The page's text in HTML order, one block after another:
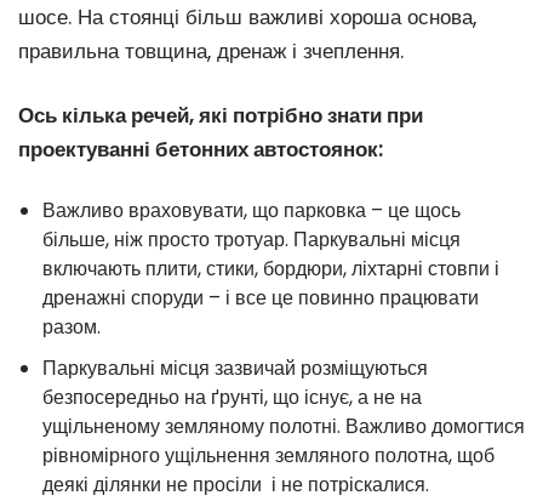
шосе. На стоянці більш важливі хороша основа,
правильна товщина, дренаж і зчеплення.
Ось кілька речей, які потрібно знати при
проектуванні бетонних автостоянок:
Важливо враховувати, що парковка – це щось
більше, ніж просто тротуар. Паркувальні місця
включають плити, стики, бордюри, ліхтарні стовпи і
дренажні споруди – і все це повинно працювати
разом.
Паркувальні місця зазвичай розміщуються
безпосередньо на ґрунті, що існує, а не на
ущільненому земляному полотні. Важливо домогтися
рівномірного ущільнення земляного полотна, щоб
деякі ділянки не просіли і не потріскалися.